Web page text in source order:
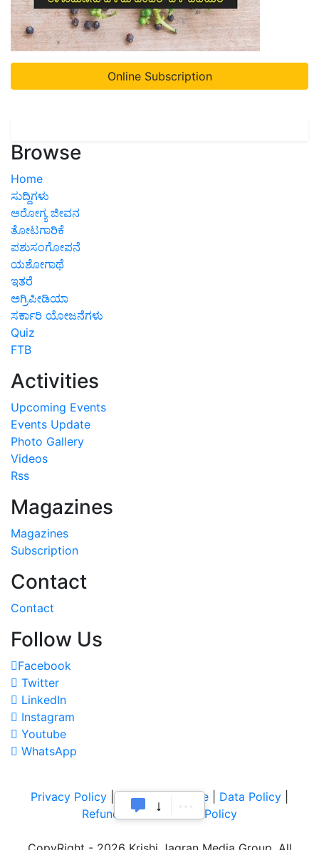
Online Subscription
Browse
Home
ಸುದ್ದಿಗಳು
ಆರೋಗ್ಯ ಜೀವನ
ತೋಟಗಾರಿಕೆ
ಪಶುಸಂಗೋಪನೆ
ಯಶೋಗಾಥೆ
ಇತರೆ
ಅಗ್ರಿಪೀಡಿಯಾ
ಸರ್ಕಾರಿ ಯೋಜನೆಗಳು
Quiz
FTB
Activities
Upcoming Events
Events Update
Photo Gallery
Videos
Rss
Magazines
Magazines
Subscription
Contact
Contact
Follow Us
Facebook
Twitter
LinkedIn
Instagram
Youtube
WhatsApp
Privacy Policy |Terms of Service Data Policy
Refund & Cancellation Policy